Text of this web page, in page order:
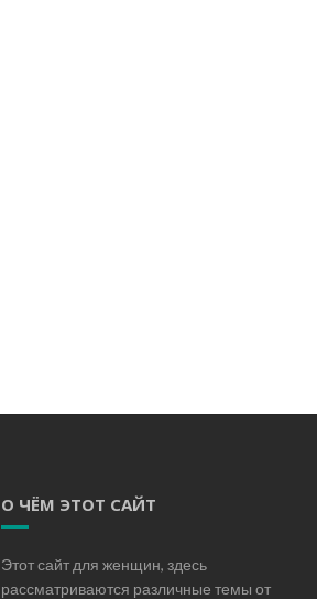
О ЧЁМ ЭТОТ САЙТ
Этот сайт для женщин, здесь
рассматриваются различные темы от